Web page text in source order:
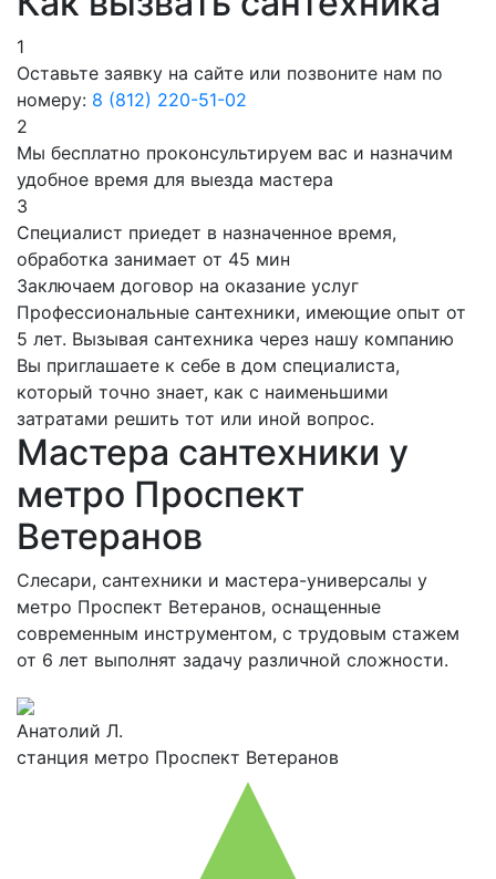
1
Оставьте заявку на сайте или позвоните нам по
номеру: 8 (812) 220-51-02
2
Мы бесплатно проконсультируем вас и назначим
удобное время для выезда мастера
3
Специалист приедет в назначенное время,
обработка занимает от 45 мин
Заключаем договор на оказание услуг
Профессиональные сантехники, имеющие опыт от
5 лет. Вызывая сантехника через нашу компанию
Вы приглашаете к себе в дом специалиста,
который точно знает, как с наименьшими
затратами решить тот или иной вопрос.
Мастера сантехники у
метро Проспект
Ветеранов
Слесари, сантехники и мастера-универсалы у
метро Проспект Ветеранов, оснащенные
современным инструментом, с трудовым стажем
от 6 лет выполнят задачу различной сложности.
Анатолий Л.
станция метро Проспект Ветеранов